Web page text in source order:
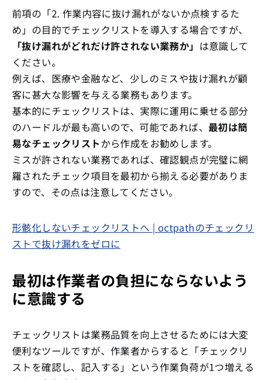
前項の「2. 作業内容に抜け漏れがないか点検するた
め」の目的でチェックリストを導入する場合ですが、
「抜け漏れがどれだけ許されない業務か」 は意識して
ください。
例えば、医療や金融など、少しのミスや抜け漏れが顧
客に甚大な影響を与える業務もあります。
基本的にチェックリストは、実際に運用に乗せる部分
のハードルが最も高いので、可能であれば、 最初は簡
易なチェックリストから作成をお勧めします。
ミスが許されない業務であれば、確認観点が完璧に網
羅されたチェック項目を最初から揃える必要がありま
すので、その点は注意してください。
形骸化しないチェックリストへ | octpathのチェックリ
ストで抜け漏れをゼロに
最初は作業者の負担にならないよう
に意識する
チェックリストは業務品質を向上させるためには大変
便利なツールですが、作業者からすると「チェックリ
ストを確認し、記入する」という作業負荷が1つ増える